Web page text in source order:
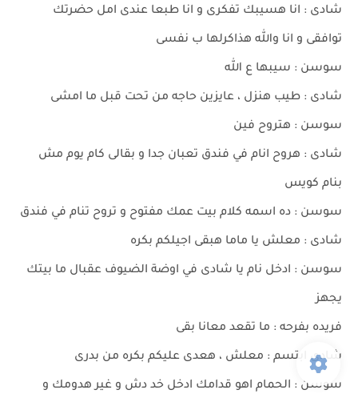
شادى : انا هسيبك تفكرى و انا طبعا عندى امل حضرتك
توافقى و انا والله هذاكرلها ب نفسى
سوسن : سيبها ع الله
شادى : طيب هنزل ، عايزين حاجه من تحت قبل ما امشى
سوسن : هتروح فين
شادى : هروح انام في فندق تعبان جدا و بقالى كام يوم مش
بنام كويس
سوسن : ده اسمه كلام بيت عمك مفتوح و تروح تنام في فندق
شادى : معلش يا ماما هبقى اجيلكم بكره
سوسن : ادخل نام يا شادى في اوضة الضيوف عقبال ما بيتك
يجهز
فريده بفرحه : ما تقعد معانا بقى
شادى ابتسم : معلش ، هعدى عليكم بكره من بدرى
سوسن : الحمام اهو قدامك ادخل خد دش و غير هدومك و